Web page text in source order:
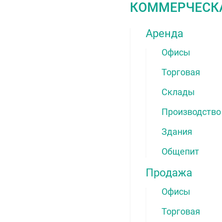
Аренда
Офисы
Торговая
Склады
Производство
Здания
Общепит
Продажа
Офисы
Торговая